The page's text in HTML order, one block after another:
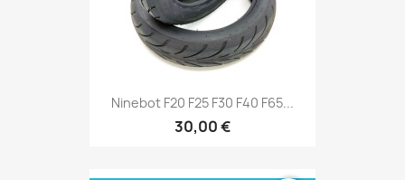
Ninebot F20 F25 F30 F40 F65...
30,00 €